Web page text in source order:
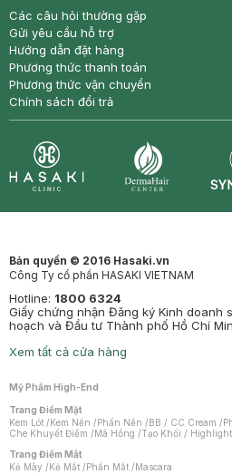
Các câu hỏi thường gặp
Gửi yêu cầu hỗ trợ
Hướng dẫn đặt hàng
Phương thức thanh toán
Phương thức vận chuyển
Chính sách đổi trả
Bản quyền © 2016 Hasaki.vn
Công Ty cổ phần HASAKI VIETNAM
Hotline: 1800 6324
Giấy chứng nhận Đăng ký Kinh doanh
hoạch và Đầu tư Thành phố Hồ Chí
Xem tất cả cửa hàng
Mỹ Phẩm High-End
Trang Điểm Mặt
Kem Lót /Kem Nền /Phấn Nền /BB / CC Cream /
Che Khuyết Điểm /Má Hồng /Tạo Khối / Highlight
Trang Điểm Mắt
Kẻ Mày /Kẻ Mắt /Phấn Mắt /Mascara